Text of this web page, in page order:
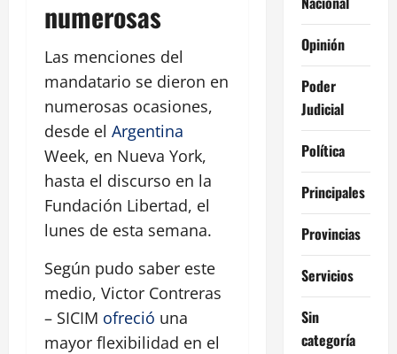
numerosas
Las menciones del
mandatario se dieron en
numerosas ocasiones,
desde el Argentina
Week, en Nueva York,
hasta el discurso en la
Fundación Libertad, el
lunes de esta semana.
Según pudo saber este
medio, Victor Contreras
– SICIM ofreció una
mayor flexibilidad en el
Opinión
Poder
Judicial
Política
Principales
Provincias
Servicios
Sin
categoría